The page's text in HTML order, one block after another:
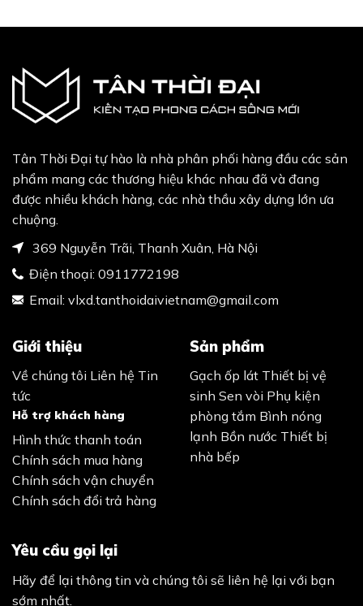
Tân Thời Đại tự hào là nhà phân phối hàng đầu các sản
phẩm mang các thương hiệu khác nhau đã và đang
được nhiều khách hàng, các nhà thầu xây dựng lớn ưa
chuộng.
369 Nguyễn Trãi, Thanh Xuân, Hà Nội
Điện thoại: 0911772198
Email: vlxd.tanthoidaivietnam@gmail.com
Giới thiệu
Về chúng tôi Liên hệ Tin
tức
Hỗ trợ khách hàng
Hình thức thanh toán
Chính sách mua hàng
Chính sách vận chuyển
Chính sách đổi trả hàng
Sản phẩm
Gạch ốp lát Thiết bị vệ
sinh Sen vòi Phụ kiện
phòng tắm Bình nóng
lạnh Bồn nước Thiết bị
nhà bếp
Yêu cầu gọi lại
Hãy để lại thông tin và chúng tôi sẽ liên hệ lại với bạn
sớm nhất.